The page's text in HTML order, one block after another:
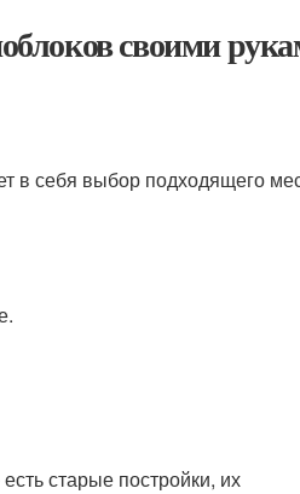
своими
в себя выбор подходящего
старые постройки, их